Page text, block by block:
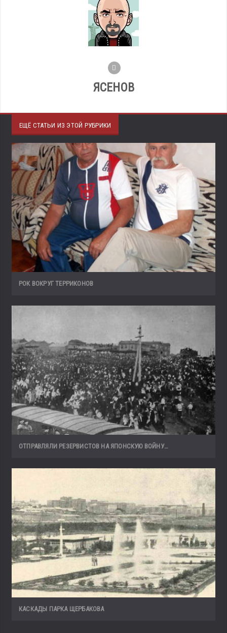
ЯСЕНОВ
ЕЩЁ СТАТЬИ ИЗ ЭТОЙ РУБРИКИ
РОК ВОКРУГ ТЕРРИКОНОВ
ОТПРАВЛЯЛИ РЕЗЕРВИСТОВ НА ЯПОНСКУЮ ВОЙНУ…
КАСКАДЫ ПАРКА ЩЕРБАКОВА